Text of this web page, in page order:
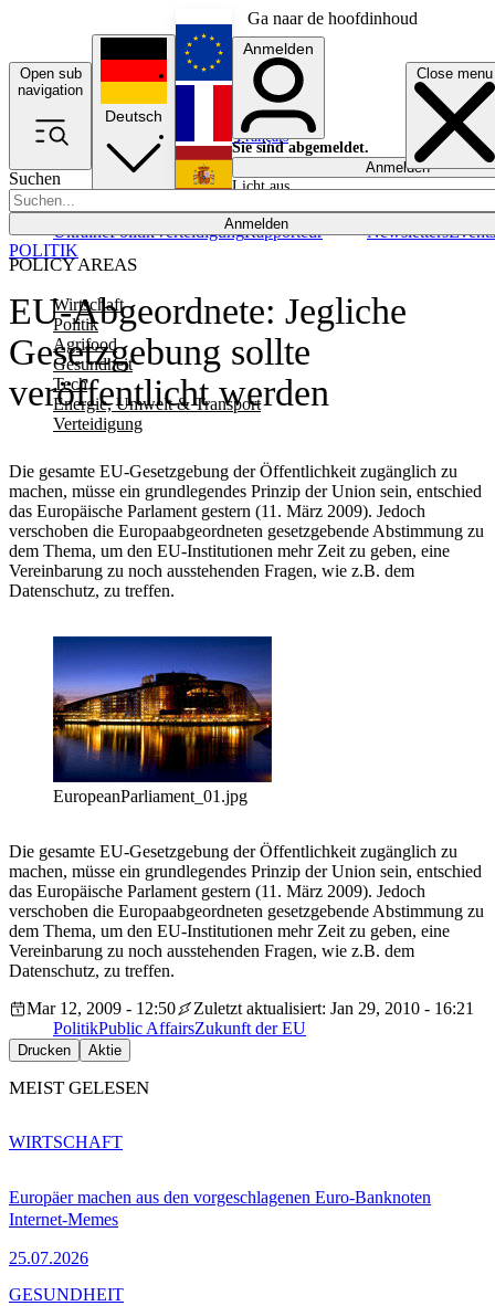
Ga naar de hoofdinhoud
Open sub
navigation
Close menu
Suchen
Anmelden
POLICY AREAS
Wirtschaft
Politik
Agrifood
Gesundheit
Tech
Energie, Umwelt & Transport
Verteidigung
UkrainePolitikVerteidigungRapporteur NewslettersEvents
Deutsch
English
Français
Anmelden
Sie sind abgemeldet.
Anmelden
Licht aus
EU-Abgeordnete: Jegliche
Gesetzgebung sollte
veröffentlicht werden
Die gesamte EU-Gesetzgebung der Öffentlichkeit zugänglich zu
machen, müsse ein grundlegendes Prinzip der Union sein, entschied
das Europäische Parlament gestern (11. März 2009). Jedoch
verschoben die Europaabgeordneten gesetzgebende Abstimmung zu
dem Thema, um den EU-Institutionen mehr Zeit zu geben, eine
Vereinbarung zu noch ausstehenden Fragen, wie z.B. dem
Datenschutz, zu treffen.
POLITIK
EuropeanParliament_01.jpg
Die gesamte EU-Gesetzgebung der Öffentlichkeit zugänglich zu
machen, müsse ein grundlegendes Prinzip der Union sein, entschied
das Europäische Parlament gestern (11. März 2009). Jedoch
verschoben die Europaabgeordneten gesetzgebende Abstimmung zu
dem Thema, um den EU-Institutionen mehr Zeit zu geben, eine
Vereinbarung zu noch ausstehenden Fragen, wie z.B. dem
Datenschutz, zu treffen.
Mar 12, 2009 - 12:50
Zuletzt aktualisiert: Jan 29, 2010 - 16:21
PolitikPublic AffairsZukunft der EU
Drucken Aktie
MEIST GELESEN
Europäer machen aus den vorgeschlagenen Euro-Banknoten
Internet-Memes
25.07.2026
WIRTSCHAFT
GESUNDHEIT